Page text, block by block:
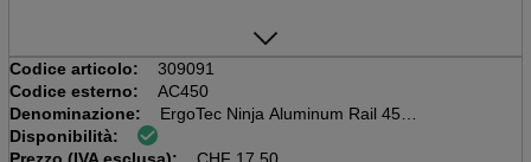
Codice articolo:
309091
Codice esterno:
AC450
Denominazione:
ErgoTec Ninja Aluminum Rail 45cm
Disponibilità: